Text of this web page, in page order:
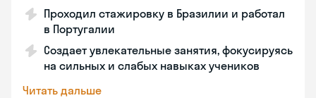
Проходил стажировку в Бразилии и работал
в Португалии
Создает увлекательные занятия, фокусируясь
на сильных и слабых навыках учеников
Читать дальше